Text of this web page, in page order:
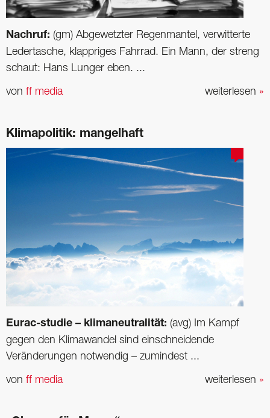
Nachruf: (gm) Abgewetzter Regenmantel, verwitterte
Ledertasche, klappriges Fahrrad. Ein Mann, der streng
schaut: Hans Lunger eben. ...
weiterlesen »
von ff media
Klimapolitik: mangelhaft
Eurac-studie – klimaneutralität: (avg) Im Kampf
gegen den Klimawandel sind einschneidende
Veränderungen notwendig – zumindest ...
weiterlesen »
von ff media